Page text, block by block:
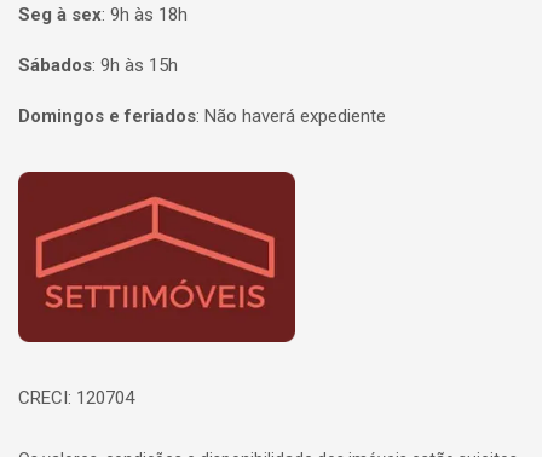
Seg à sex: 9h às 18h
Sábados: 9h às 15h
Domingos e feriados: Não haverá expediente
Página inicial
CRECI: 120704